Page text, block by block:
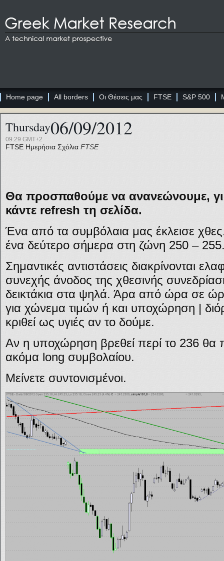
Home page All borders Οι Θέσεις μας FTSE S&P 500
Thursday06/09/2012
09:29 GMT+2
FTSE Ημερήσια Σχόλια FTSE
Θα προσπαθούμε να ανανεώνουμε,
κάντε refresh τη σελίδα.
Ένα από τα συμβόλαια μας έκλεισε
ένα δεύτερο σήμερα στη ζώνη 250 –
Σημαντικές αντιστάσεις διακρίνονται
συνεχής άνοδος της χθεσινής
δεικτάκια στα ψηλά. Άρα από ώρα σε
για χώνεμα τιμών ή και υποχώρηση |
κριθεί ως υγιές αν το δούμε.
Αν η υποχώρηση βρεθεί περί το 236 θα
ακόμα long συμβολαίου.
Μείνετε συντονισμένοι.